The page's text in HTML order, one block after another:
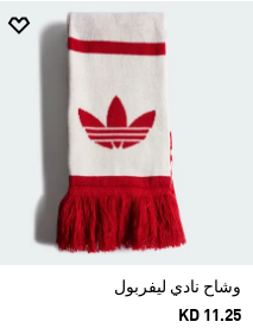
وشاح نادي ليفربول
KD 11.25